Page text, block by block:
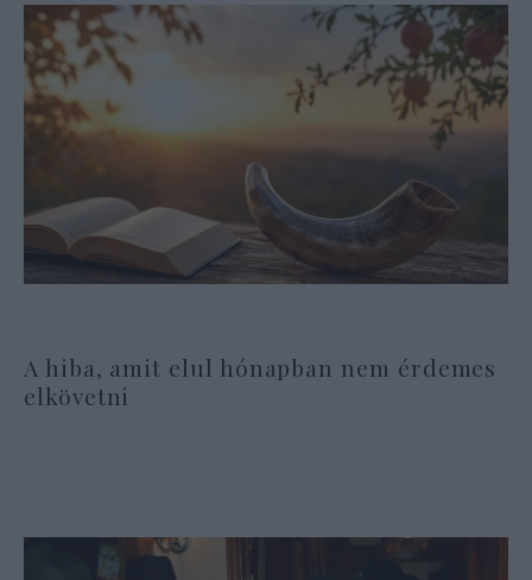
A hiba, amit elul hónapban nem érdemes
elkövetni